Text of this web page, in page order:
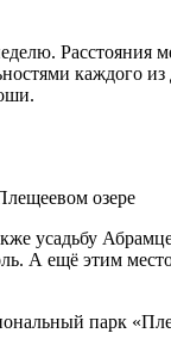
Расстояния
каждого
озере
усадьбу
А ещё этим
парк